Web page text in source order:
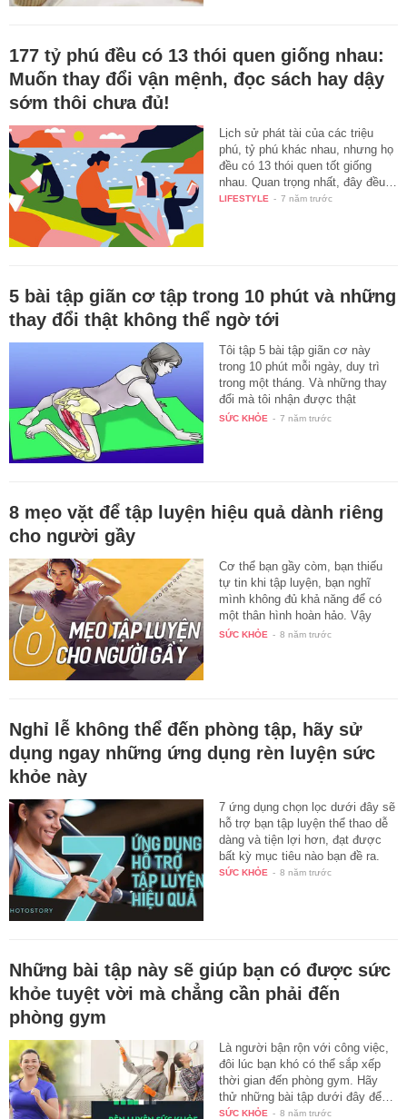
177 tỷ phú đều có 13 thói quen giống nhau:
Muốn thay đổi vận mệnh, đọc sách hay dậy
sớm thôi chưa đủ!
Lịch sử phát tài của các triệu
phú, tỷ phú khác nhau, nhưng họ
đều có 13 thói quen tốt giống
nhau. Quan trọng nhất, đây đều…
LIFESTYLE - 7 năm trước
5 bài tập giãn cơ tập trong 10 phút và những
thay đổi thật không thể ngờ tới
Tôi tập 5 bài tập giãn cơ này
trong 10 phút mỗi ngày, duy trì
trong một tháng. Và những thay
đổi mà tôi nhận được thật
không…
SỨC KHỎE - 7 năm trước
8 mẹo vặt để tập luyện hiệu quả dành riêng
cho người gầy
Cơ thể bạn gầy còm, bạn thiếu
tự tin khi tập luyện, bạn nghĩ
mình không đủ khả năng để có
một thân hình hoàn hảo. Vậy
thì…
SỨC KHỎE - 8 năm trước
Nghỉ lễ không thể đến phòng tập, hãy sử
dụng ngay những ứng dụng rèn luyện sức
khỏe này
7 ứng dụng chọn lọc dưới đây sẽ
hỗ trợ bạn tập luyện thể thao dễ
dàng và tiện lợi hơn, đạt được
bất kỳ mục tiêu nào bạn đề ra.
SỨC KHỎE - 8 năm trước
Những bài tập này sẽ giúp bạn có được sức
khỏe tuyệt vời mà chẳng cần phải đến
phòng gym
Là người bận rộn với công việc,
đôi lúc bạn khó có thể sắp xếp
thời gian đến phòng gym. Hãy
thử những bài tập dưới đây để…
SỨC KHỎE - 8 năm trước